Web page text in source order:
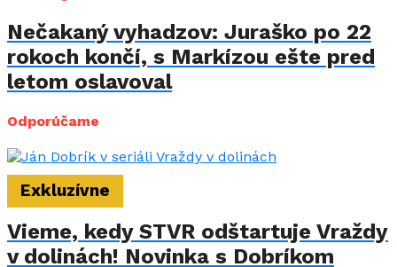
Nečakaný vyhadzov: Juraško po 22
rokoch končí, s Markízou ešte pred
letom oslavoval
Odporúčame
Exkluzívne
Vieme, kedy STVR odštartuje Vraždy
v dolinách! Novinka s Dobríkom